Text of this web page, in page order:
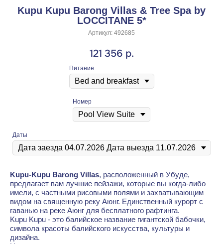
Kupu Kupu Barong Villas & Tree Spa by
LOCCITANE 5*
Артикул: 492685
121 356 р.
Питание
Номер
Даты
Kupu-Kupu Barong Villas, расположенный в Убуде,
предлагает вам лучшие пейзажи, которые вы когда-либо
имели, с частными рисовыми полями и захватывающим
видом на священную реку Аюнг. Единственный курорт с
гаванью на реке Аюнг для бесплатного рафтинга.
Kupu Kupu - это балийское название гигантской бабочки,
символа красоты балийского искусства, культуры и
дизайна.